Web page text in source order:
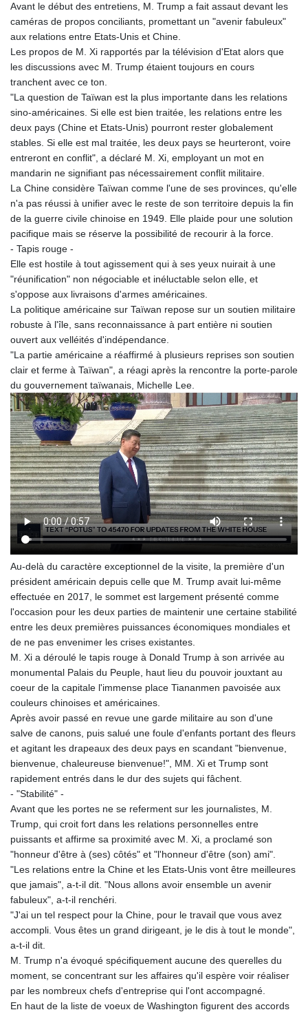
Avant le début des entretiens, M. Trump a fait assaut devant les
caméras de propos conciliants, promettant un "avenir fabuleux"
aux relations entre Etats-Unis et Chine.
Les propos de M. Xi rapportés par la télévision d'Etat alors que
les discussions avec M. Trump étaient toujours en cours
tranchent avec ce ton.
"La question de Taïwan est la plus importante dans les relations
sino-américaines. Si elle est bien traitée, les relations entre les
deux pays (Chine et Etats-Unis) pourront rester globalement
stables. Si elle est mal traitée, les deux pays se heurteront, voire
entreront en conflit", a déclaré M. Xi, employant un mot en
mandarin ne signifiant pas nécessairement conflit militaire.
La Chine considère Taïwan comme l'une de ses provinces, qu'elle
n'a pas réussi à unifier avec le reste de son territoire depuis la fin
de la guerre civile chinoise en 1949. Elle plaide pour une solution
pacifique mais se réserve la possibilité de recourir à la force.
- Tapis rouge -
Elle est hostile à tout agissement qui à ses yeux nuirait à une
"réunification" non négociable et inéluctable selon elle, et
s'oppose aux livraisons d'armes américaines.
La politique américaine sur Taïwan repose sur un soutien militaire
robuste à l'île, sans reconnaissance à part entière ni soutien
ouvert aux velléités d'indépendance.
"La partie américaine a réaffirmé à plusieurs reprises son soutien
clair et ferme à Taïwan", a réagi après la rencontre la porte-parole
du gouvernement taïwanais, Michelle Lee.
Au-delà du caractère exceptionnel de la visite, la première d'un
président américain depuis celle que M. Trump avait lui-même
effectuée en 2017, le sommet est largement présenté comme
l'occasion pour les deux parties de maintenir une certaine stabilité
entre les deux premières puissances économiques mondiales et
de ne pas envenimer les crises existantes.
M. Xi a déroulé le tapis rouge à Donald Trump à son arrivée au
monumental Palais du Peuple, haut lieu du pouvoir jouxtant au
coeur de la capitale l'immense place Tiananmen pavoisée aux
couleurs chinoises et américaines.
Après avoir passé en revue une garde militaire au son d'une
salve de canons, puis salué une foule d'enfants portant des fleurs
et agitant les drapeaux des deux pays en scandant "bienvenue,
bienvenue, chaleureuse bienvenue!", MM. Xi et Trump sont
rapidement entrés dans le dur des sujets qui fâchent.
- "Stabilité" -
Avant que les portes ne se referment sur les journalistes, M.
Trump, qui croit fort dans les relations personnelles entre
puissants et affirme sa proximité avec M. Xi, a proclamé son
"honneur d'être à (ses) côtés" et "l'honneur d'être (son) ami".
"Les relations entre la Chine et les Etats-Unis vont être meilleures
que jamais", a-t-il dit. "Nous allons avoir ensemble un avenir
fabuleux", a-t-il renchéri.
"J'ai un tel respect pour la Chine, pour le travail que vous avez
accompli. Vous êtes un grand dirigeant, je le dis à tout le monde",
a-t-il dit.
M. Trump n'a évoqué spécifiquement aucune des querelles du
moment, se concentrant sur les affaires qu'il espère voir réaliser
par les nombreux chefs d'entreprise qui l'ont accompagné.
En haut de la liste de voeux de Washington figurent des accords